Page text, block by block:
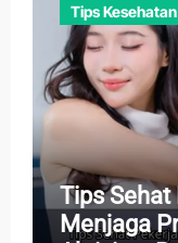
Tips Kesehatan
Tips
Menjaga